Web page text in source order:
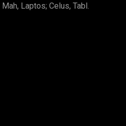
Laptos; Celus, Tabl.